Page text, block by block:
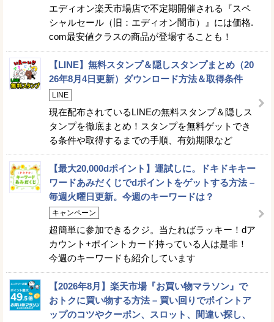
エディオン楽天市場店で不定期開催される『スペ
シャルセール（旧：エディオン闇市）』には価格.
com最安値クラスの商品が登場することも！
【LINE】無料スタンプ＆隠しスタンプまとめ（20
26年8月4日更新）ダウンロード方法＆取得条件
LINE
現在配布されているLINEの無料スタンプ＆隠しス
タンプを徹底まとめ！スタンプを無料ゲットでき
る条件や取得するまでの手順、有効期限など
【最大20,000dポイント】運試しに。ドキドキキー
ワードあみだくじでdポイントをゲットする方法 –
毎週火曜日更新。今週のキーワードは？
キャンペーン
超簡単に参加できるクジ。当たればラッキー！dア
カウント+ポイントカード持っている人は是非！
今週のキーワードも紹介しています
【2026年8月】楽天市場『お買い物マラソン』で
おトクに買い物する方法 – 買い回りでポイントア
ップのコツやクーポン、スロット、間違い探し、